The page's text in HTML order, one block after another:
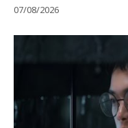
07/08/2026